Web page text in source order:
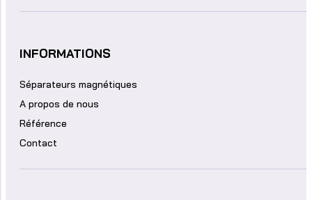
INFORMATIONS
Séparateurs magnétiques
A propos de nous
Référence
Contact